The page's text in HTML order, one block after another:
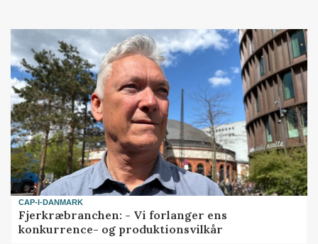
CAP-I-DANMARK
Fjerkræbranchen: - Vi forlanger ens
konkurrence- og produktionsvilkår